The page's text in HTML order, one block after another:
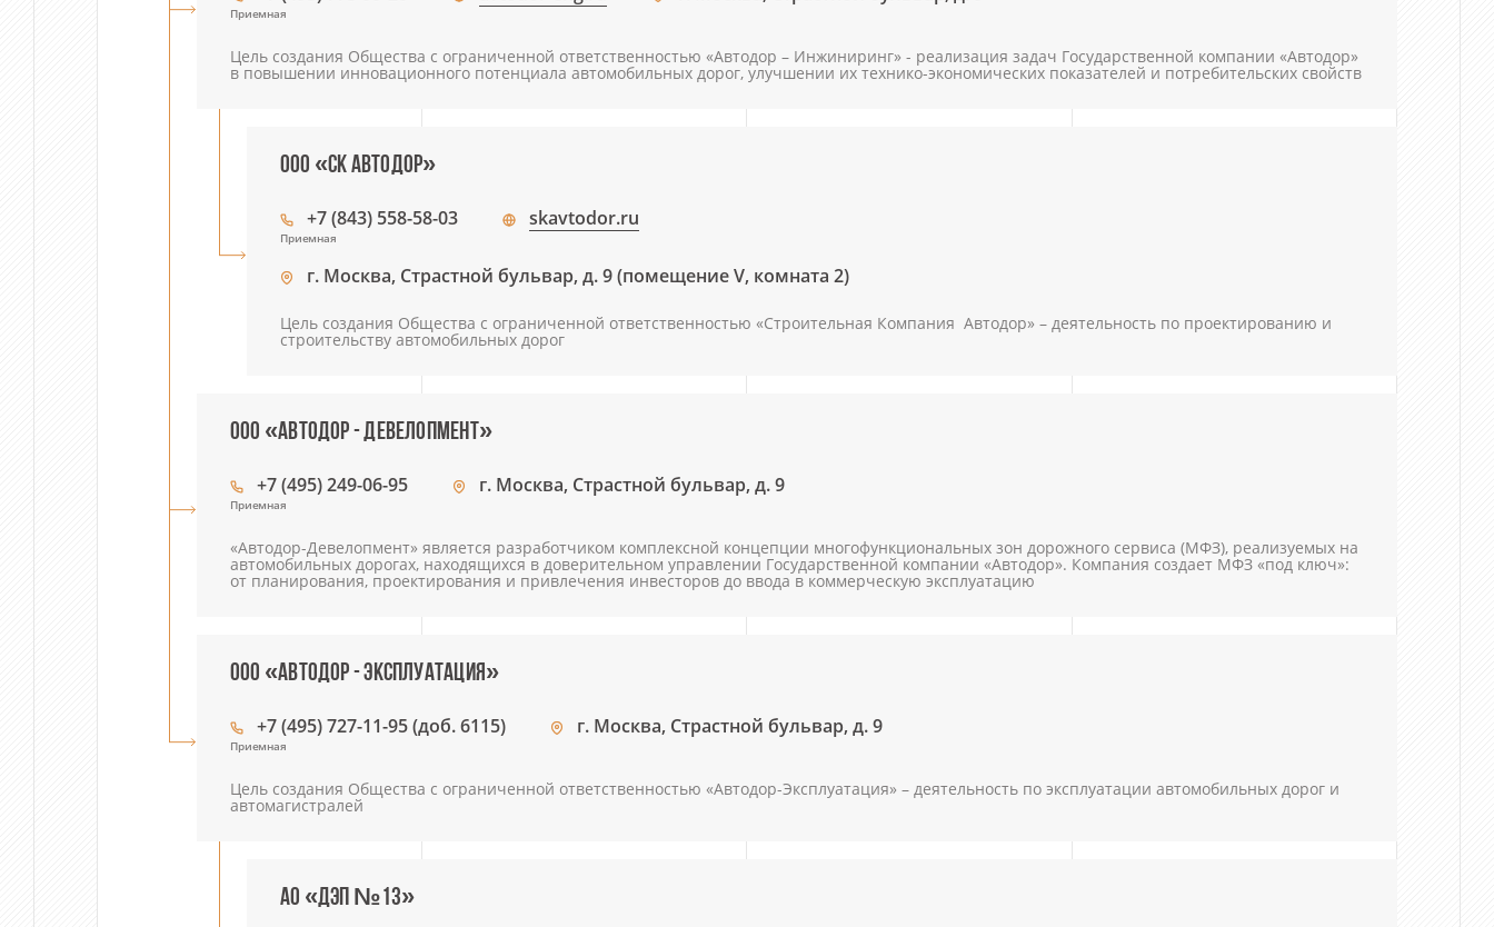
Приемная
Цель создания Общества с ограниченной ответственностью «Автодор – Инжиниринг» - реализация задач Государственной компании «Автодор»
в повышении инновационного потенциала автомобильных дорог, улучшении их технико-экономических показателей и потребительских свойств
ООО «СК АВТОДОР»
+7 (843) 558-58-03
Приемная
skavtodor.ru
г. Москва, Страстной бульвар, д. 9 (помещение V, комната 2)
Цель создания Общества с ограниченной ответственностью «Строительная Компания Автодор» – деятельность по проектированию и
строительству автомобильных дорог
ООО «АВТОДОР - ДЕВЕЛОПМЕНТ»
+7 (495) 249-06-95
Приемная
г. Москва, Страстной бульвар, д. 9
«Автодор-Девелопмент» является разработчиком комплексной концепции многофункциональных зон дорожного сервиса (МФЗ), реализуемых на
автомобильных дорогах, находящихся в доверительном управлении Государственной компании «Автодор». Компания создает МФЗ «под ключ»:
от планирования, проектирования и привлечения инвесторов до ввода в коммерческую эксплуатацию
ООО «АВТОДОР - ЭКСПЛУАТАЦИЯ»
+7 (495) 727-11-95 (доб. 6115)
Приемная
г. Москва, Страстной бульвар, д. 9
Цель создания Общества с ограниченной ответственностью «Автодор-Эксплуатация» – деятельность по эксплуатации автомобильных дорог и
автомагистралей
АО «ДЭП №13»